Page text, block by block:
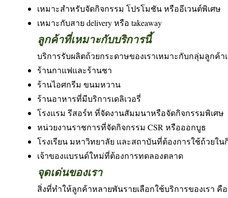
เหมาะสำหรับจัดกิจกรรม โปรโมชัน หรืออีเวนต์พิเศษ
เหมาะกับสาย delivery หรือ takeaway
ลูกค้าที่เหมาะกับบริการนี้
บริการรับผลิตถ้วยกระดาษของเราเหมาะกับกลุ่มลูกค้
ร้านกาแฟและร้านชา
ร้านไอศกรีม ขนมหวาน
ร้านอาหารที่มีบริการเดลิเวอรี่
โรงแรม รีสอร์ท ที่จัดงานสัมมนาหรือจัดกิจกรรมพิเศษ
หน่วยงานราชการที่จัดกิจกรรม CSR หรือออกบูธ
โรงเรียน มหาวิทยาลัย และสถาบันที่ต้องการใช้ถ้วยใน
เจ้าของแบรนด์ใหม่ที่ต้องการทดลองตลาด
จุดเด่นของเรา
สิ่งที่ทำให้ลูกค้าหลายพันรายเลือกใช้บริการของเรา